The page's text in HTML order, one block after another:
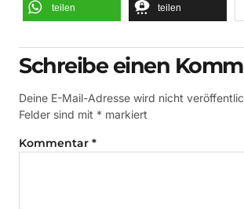
teilen teilen
Schreibe einen
Deine E-Mail-Adresse wird nicht
Felder sind mit * markiert
Kommentar *